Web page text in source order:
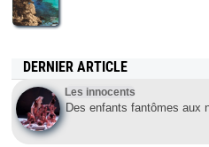
DERNIER ARTICLE
Les innocents
Des enfants fantômes aux